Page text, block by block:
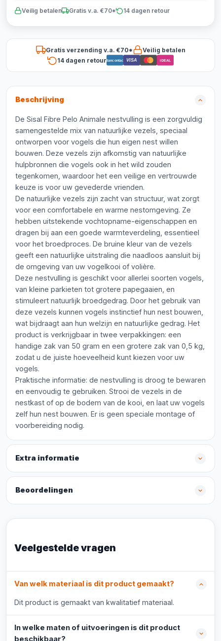
Veilig betalen Gratis v.a. €70* 14 dagen retour
Gratis verzending v.a. €70*
Veilig betalen
14 dagen retourBancontact VISA iDEAL
Beschrijving
De Sisal Fibre Pelo Animale nestvulling is een zorgvuldig
samengestelde mix van natuurlijke vezels, speciaal
ontworpen voor vogels die hun eigen nest willen
bouwen. Deze vezels zijn afkomstig van natuurlijke
hulpbronnen die vogels ook in het wild zouden
tegenkomen, waardoor het een veilige en vertrouwde
keuze is voor uw gevederde vrienden.
De natuurlijke vezels zijn zacht van structuur, wat zorgt
voor een comfortabele en warme nestomgeving. Ze
hebben uitstekende vochtopname-eigenschappen en
dragen bij aan een goede warmteverdeling, essentieel
voor het broedproces. De bruine kleur van de vezels
geeft een natuurlijke uitstraling die naadloos aansluit bij
de omgeving van uw vogelkooi of volière.
Deze nestvulling is geschikt voor allerlei soorten vogels,
van kleine parkieten tot grotere papegaaien, en
stimuleert natuurlijk broedgedrag. Door het gebruik van
deze vezels kunnen vogels instinctief hun nest bouwen,
wat bijdraagt aan hun welzijn en natuurlijke gedrag. Het
product is verkrijgbaar in twee verpakkingen: een
handige zak van 50 gram en een grotere zak van 0,5 kg,
zodat u de juiste hoeveelheid kunt kiezen voor uw
vogels.
Praktische informatie: de nestvulling is droog te bewaren
en eenvoudig te gebruiken. Strooi de vezels in de
nestkast of op de bodem van de kooi, en laat uw vogels
zelf hun nest bouwen. Er is geen speciale montage of
voorbereiding nodig.
Extra informatie
Beoordelingen
Veelgestelde vragen
Van welk materiaal is dit product gemaakt?
Dit product is gemaakt van kwalitatief materiaal.
In welke maten of uitvoeringen is dit product
beschikbaar?